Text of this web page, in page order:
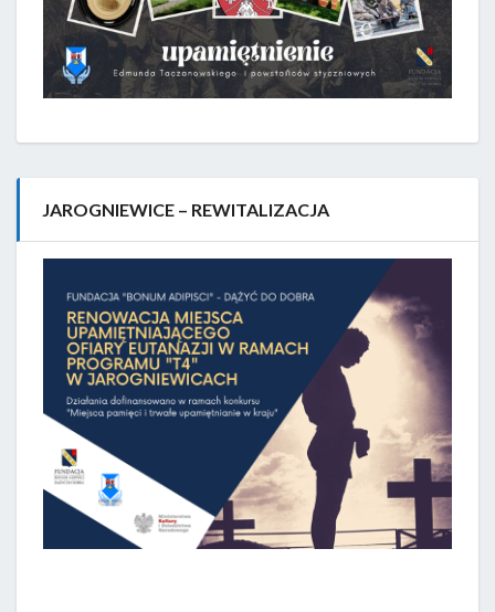
JAROGNIEWICE – REWITALIZACJA